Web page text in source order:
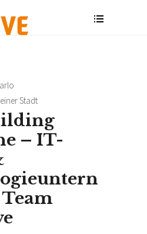
Stadt
– IT-